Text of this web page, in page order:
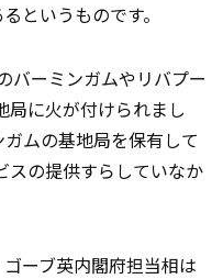
というものです。
バーミンガムやリバプー
局に火が付けられまし
ムの基地局を保有して
スの提供すらしていなか
ーブ英内閣府担当相は